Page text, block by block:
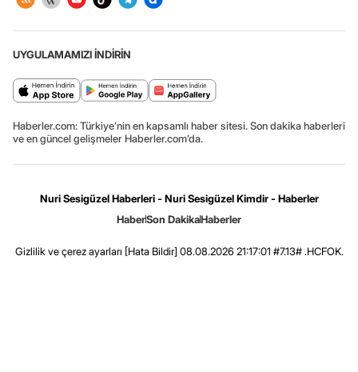
UYGULAMAMIZI İNDİRİN
Haberler.com: Türkiye’nin en kapsamlı haber sitesi. Son dakika haberleri
ve en güncel gelişmeler Haberler.com’da.
Nuri Sesigüzel Haberleri - Nuri Sesigüzel Kimdir - Haberler
HaberSon DakikaHaberler
Gizlilik ve çerez ayarları [Hata Bildir] 08.08.2026 21:17:01 #7.13# .HCFOK.